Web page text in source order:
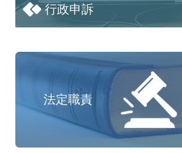
行政申訴
法定職責